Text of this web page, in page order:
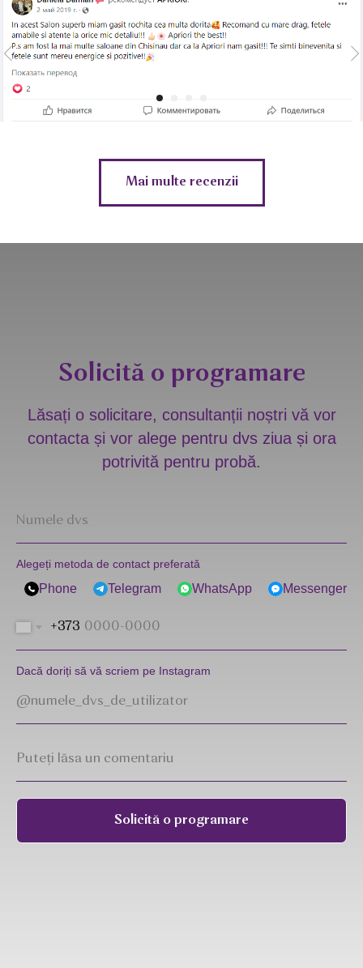
Mai multe recenzii
Solicită o programare
Lăsați o solicitare, consultanții noștri vă vor
contacta și vor alege pentru dvs ziua și ora
potrivită pentru probă.
Alegeți metoda de contact preferată
Phone Telegram WhatsApp Messenger
+373
Dacă doriți să vă scriem pe Instagram
Solicită o programare